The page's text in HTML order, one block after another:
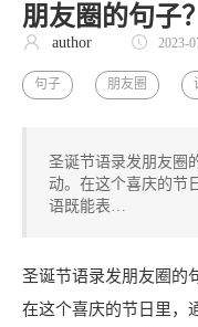
朋友圈的句子？
author 2023-
句子 朋友圈
圣诞节语录发朋友圈
动。在这个喜庆的节
语既能表…
圣诞节语录发朋友圈的
在这个喜庆的节日里，